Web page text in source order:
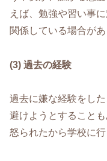
えば、勉強や習い事
関係している場合があ
(3) 過去の経験
過去に嫌な経験をし
避けようとすること
怒られたから学校に